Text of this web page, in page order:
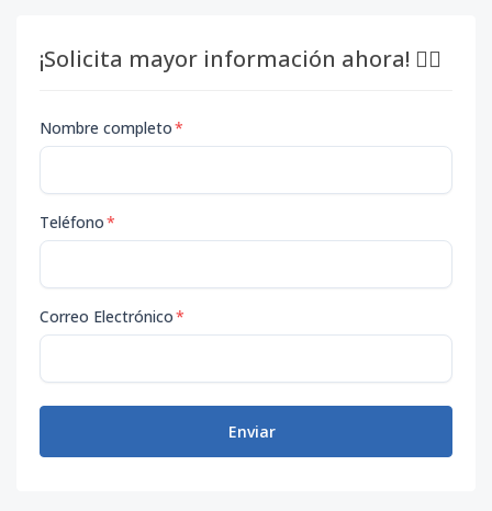
¡Solicita mayor información ahora! 👇🏽
Nombre completo*
Teléfono*
Correo Electrónico*
Enviar